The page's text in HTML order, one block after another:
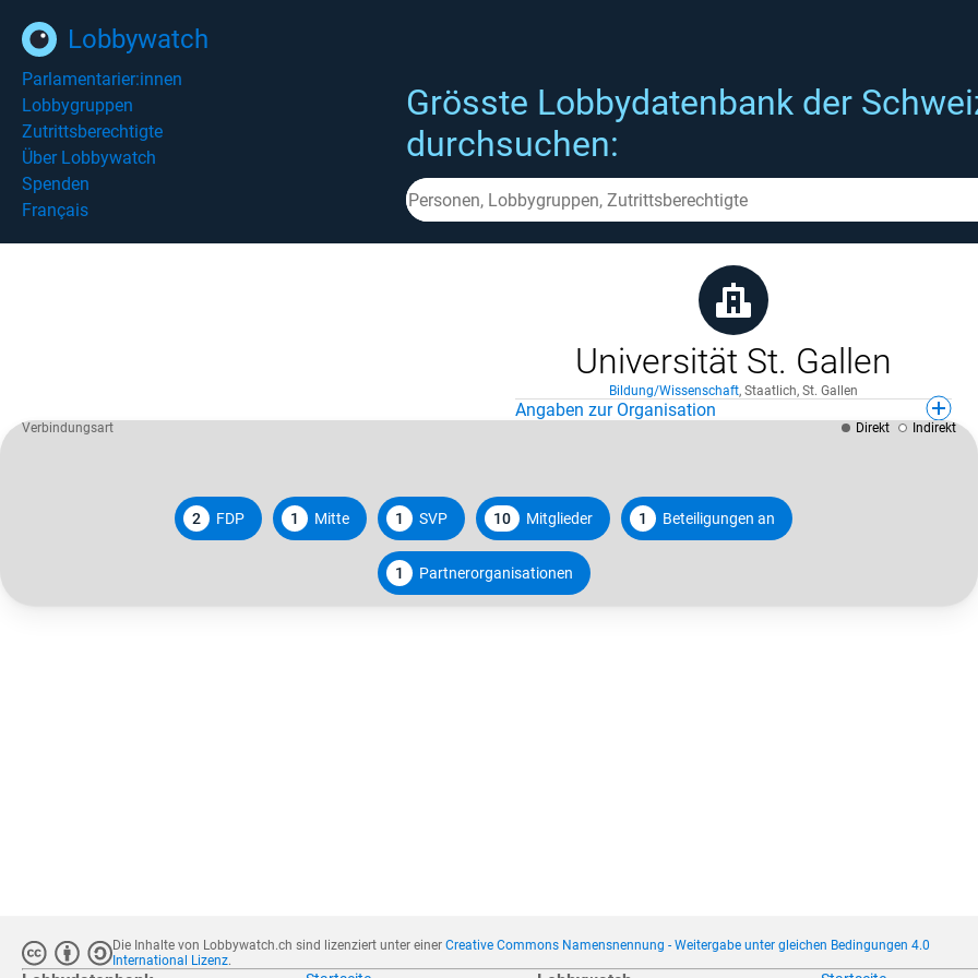
Lobbywatch
Parlamentarier:innen
Lobbygruppen
Zutrittsberechtigte
Über Lobbywatch
Spenden
Français
Grösste Lobbydatenbank der
durchsuchen:
Universität St. Gallen
Bildung/Wissenschaft, Staatlich, St. Gallen
Angaben zur Organisation
2 FDP 1 Mitte 1 SVP 10 Mitglieder 1 Beteiligungen an
1 Partnerorganisationen
Verbindungsart Direkt Indirekt
Die Inhalte von Lobbywatch.ch sind lizenziert unter einerCreative Commons Namensnennung - Weitergabe unter gleichen Bedingungen 4.0
International Lizenz.